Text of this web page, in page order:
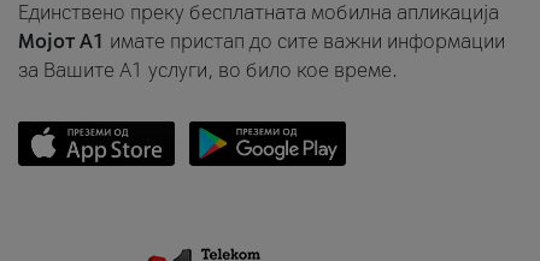
Единствено преку бесплатната мобилна апликација
Мојот A1 имате пристап до сите важни информации
за Вашите A1 услуги, во било кое време.